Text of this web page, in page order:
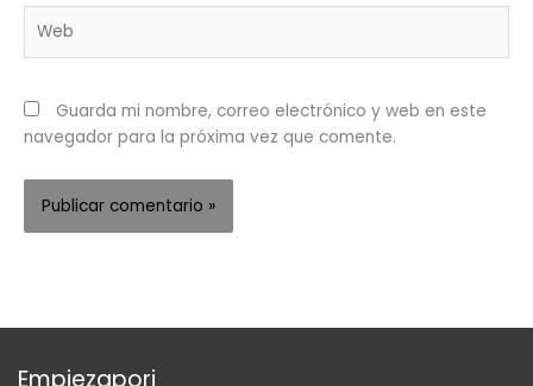
Guarda mi nombre, correo electrónico y web en este
navegador para la próxima vez que comente.